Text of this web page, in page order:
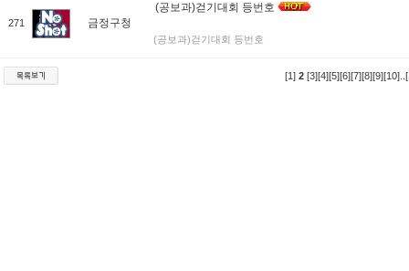
271 금정구청
(공보과)걷기대회 등번호
(공보과)걷기대회 등번호
[1] 2 [3][4][5][6][7][8][9][10]